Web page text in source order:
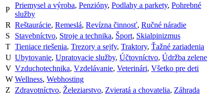
P
Priemysel a výroba, Penzióny, Podlahy a parkety, Pohrebné
služby
R Reštaurácie, Remeslá, Revízna činnosť, Ručné náradie
S
Stavebníctvo, Stroje a technika, Šport, Skialpinizmus
T Tieniace riešenia, Trezory a sejfy, Traktory, Ťažné zariadenia
U Ubytovanie, Upratovacie služby, Účtovníctvo, Údržba zelene
V Vzduchotechnika, Vzdelávanie, Veterinári, Všetko pre deti
W Wellness, Webhosting
Z
Zdravotníctvo, Železiarstvo, Zvieratá a chovatelia, Záhrada